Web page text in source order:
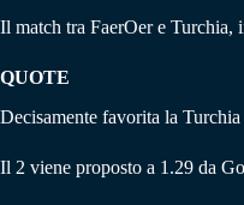
Il match tra FaerOer e Turchia,
QUOTE
Decisamente favorita la
Il 2 viene proposto a 1.29 da